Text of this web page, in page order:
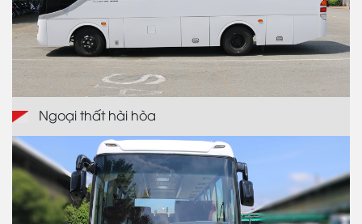
Ngoại thất hài hòa